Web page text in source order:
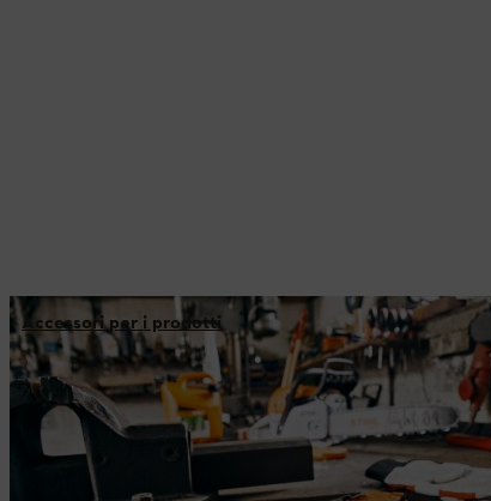
Accessori per i prodotti